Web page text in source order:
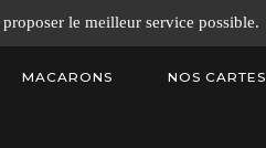
MACARONS NOS CARTES
le meilleur service possible.